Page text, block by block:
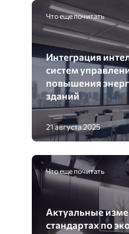
Что еще почитать
Интеграция
систем
повышения
зданий
21 августа 2025
Что еще почитать
Актуальные
стандартах по